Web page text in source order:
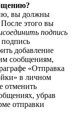
вы должны
После этого вы
подпись
добавление
сообщениям,
«Отправка
в личном
отменить
убрав
отправки